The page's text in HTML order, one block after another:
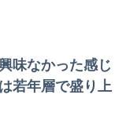
味なかった感じ
若年層で盛り上